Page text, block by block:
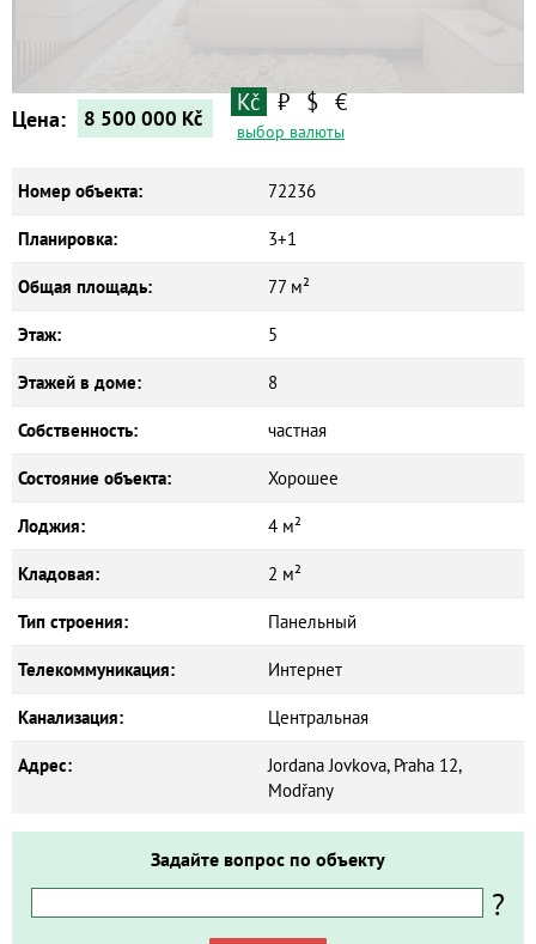
Цена: 8 500 000 Kč
Kč ₽ $ €
выбор валюты
Номер объекта: 72236
Планировка: 3+1
Общая площадь: 77 м²
Этаж: 5
Этажей в доме: 8
Собственность: частная
Состояние объекта: Хорошее
Лоджия: 4 м²
Кладовая: 2 м²
Тип строения: Панельный
Телекоммуникация: Интернет
Канализация: Центральная
Адрес:
Jordana Jovkova, Praha 12,
Modřany
Задайте вопрос по объекту
?